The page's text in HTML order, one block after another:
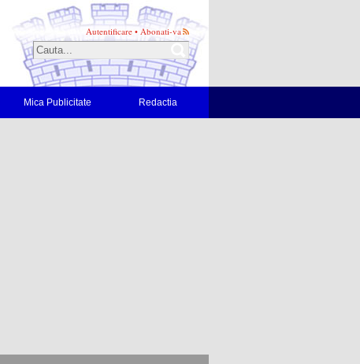
Autentificare • Abonati-va
Mica Publicitate Redactia